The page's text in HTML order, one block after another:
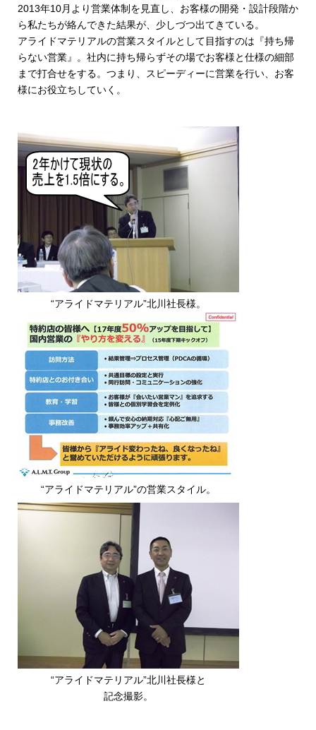
2013年10月より営業体制を見直し、お客様の開発・設計段階か
ら私たちが絡んできた結果が、少しづつ出てきている。
アライドマテリアルの営業スタイルとして目指すのは『持ち帰
らない営業』。社内に持ち帰らずその場でお客様と仕様の細部
まで打合せをする。つまり、スピーディーに営業を行い、お客
様にお役立ちしていく。
“アライドマテリアル”北川社長様。
“アライドマテリアル”の営業スタイル。
“アライドマテリアル”北川社長様と
記念撮影。